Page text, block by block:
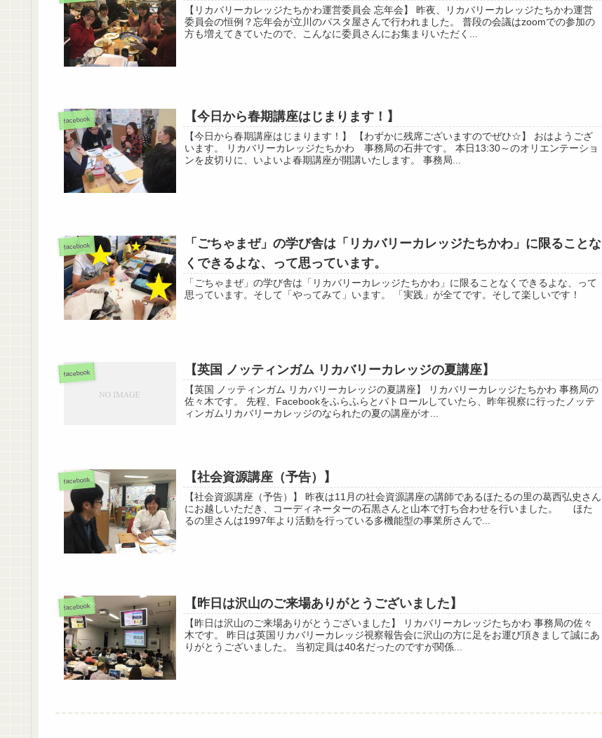
【リカバリーカレッジたちかわ運営委員会 忘年会】 昨夜、リカバリーカレッジたちかわ運営
委員会の恒例？忘年会が立川のパスタ屋さんで行われました。 普段の会議はzoomでの参加の
方も増えてきていたので、こんなに委員さんにお集まりいただく...
facebook 【今日から春期講座はじまります！】
【今日から春期講座はじまります！】 【わずかに残席ございますのでぜひ☆】 おはようござ
います。 リカバリーカレッジたちかわ 事務局の石井です。 本日13:30～のオリエンテーショ
ンを皮切りに、いよいよ春期講座が開講いたします。 事務局...
facebook
「ごちゃまぜ」の学び舎は「リカバリーカレッジたちかわ」に限ることな
くできるよな、って思っています。
「ごちゃまぜ」の学び舎は「リカバリーカレッジたちかわ」に限ることなくできるよな、って
思っています。そして「やってみて」います。 「実践」が全てです。そして楽しいです！
facebook 【英国 ノッティンガム リカバリーカレッジの夏講座】
【英国 ノッティンガム リカバリーカレッジの夏講座】 リカバリーカレッジたちかわ 事務局の
佐々木です。 先程、Facebookをふらふらとパトロールしていたら、昨年視察に行ったノッテ
ィンガムリカバリーカレッジのなられたの夏の講座がオ...
facebook 【社会資源講座（予告）】
【社会資源講座（予告）】 昨夜は11月の社会資源講座の講師であるほたるの里の葛西弘史さん
にお越しいただき、コーディネーターの石黒さんと山本で打ち合わせを行いました。 ほた
るの里さんは1997年より活動を行っている多機能型の事業所さんで...
facebook 【昨日は沢山のご来場ありがとうございました】
【昨日は沢山のご来場ありがとうございました】 リカバリーカレッジたちかわ 事務局の佐々
木です。 昨日は英国リカバリーカレッジ視察報告会に沢山の方に足をお運び頂きまして誠にあ
りがとうございました。 当初定員は40名だったのですが関係...